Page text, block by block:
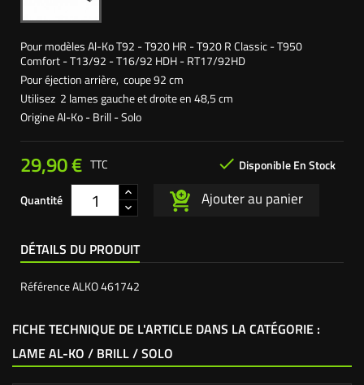
Pour modèles Al-Ko T92 - T920 HR - T920 R Classic - T950
Comfort - T13/92 - T16/92 HDH - RT17/92HD
Pour éjection arrière, coupe 92 cm
Utilisez 2 lames gauche et droite en 48,5 cm
Origine Al-Ko - Brill - Solo
29,90 €  Disponible En Stock
TTC
Quantité Ajouter au panier
DÉTAILS DU PRODUIT
RéférenceALKO 461742
FICHE TECHNIQUE DE L'ARTICLE DANS LA CATÉGORIE :
LAME AL-KO / BRILL / SOLO